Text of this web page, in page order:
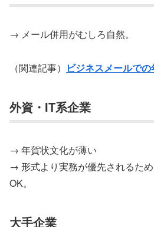
→ メール併用がむしろ自然。
（関連記事） ビジネスメールで
外資・IT系企業
→ 年賀状文化が薄い
→ 形式より実務が優先されるた
OK。
大手企業